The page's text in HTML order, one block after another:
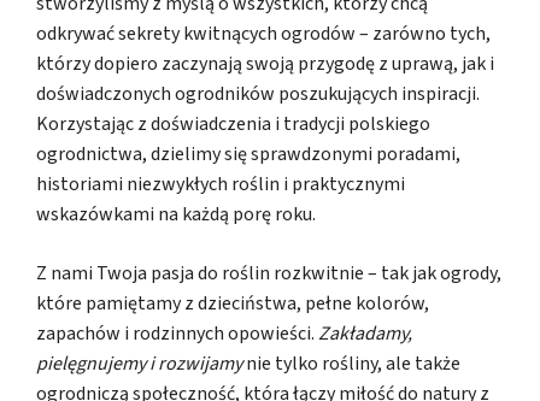
odkrywać sekrety kwitnących ogrodów – zarówno tych,
którzy dopiero zaczynają swoją przygodę z uprawą, jak i
doświadczonych ogrodników poszukujących inspiracji.
Korzystając z doświadczenia i tradycji polskiego
ogrodnictwa, dzielimy się sprawdzonymi poradami,
historiami niezwykłych roślin i praktycznymi
wskazówkami na każdą porę roku.
Z nami Twoja pasja do roślin rozkwitnie – tak jak ogrody,
które pamiętamy z dzieciństwa, pełne kolorów,
zapachów i rodzinnych opowieści.Zakładamy,
pielęgnujemy i rozwijamynie tylko rośliny, ale także
ogrodniczą społeczność, która łączy miłość do natury z